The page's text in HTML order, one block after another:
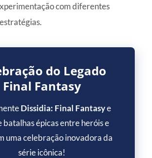
com diferentes
do Legado
Final Fantasy
Dissidia: Final Fantasye
batalhas épicas entre heróis e
uma celebração inovadora da
série icônica!